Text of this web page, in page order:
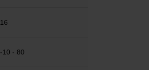
16
-10 - 80